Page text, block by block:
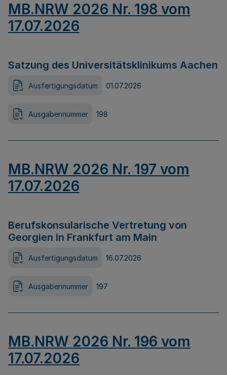
MB.NRW 2026 Nr. 198 vom
17.07.2026
Satzung des Universitätsklinikums Aachen
Ausfertigungsdatum 01.07.2026
Ausgabennummer 198
MB.NRW 2026 Nr. 197 vom
17.07.2026
Berufskonsularische Vertretung von
Georgien in Frankfurt am Main
Ausfertigungsdatum 16.07.2026
Ausgabennummer 197
MB.NRW 2026 Nr. 196 vom
17.07.2026